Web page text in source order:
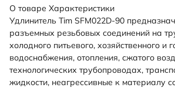
О товаре Характеристики
Удлинитель Tim SFM022D-90
разъемных резьбовых соединений на
холодного питьевого, хозяйственного и
водоснабжения, отопления, сжатого
технологических трубопроводах,
жидкости, неагрессивные к материалу